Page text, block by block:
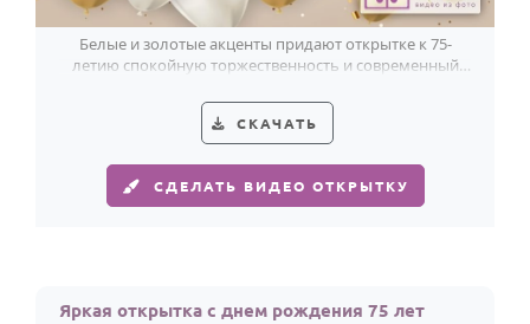
Белые и золотые акценты придают открытке к 75-
летию спокойную торжественность и современный
СКАЧАТЬ
СДЕЛАТЬ ВИДЕО ОТКРЫТКУ
Яркая открытка с днем рождения 75 лет